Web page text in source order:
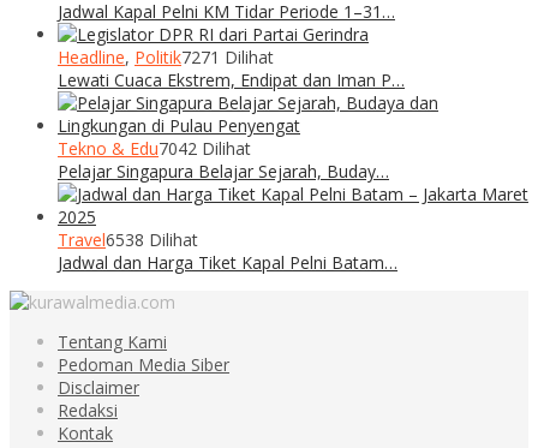
Jadwal Kapal Pelni KM Tidar Periode 1–31…
Headline, Politik7271 Dilihat
Lewati Cuaca Ekstrem, Endipat dan Iman P…
Tekno & Edu7042 Dilihat
Pelajar Singapura Belajar Sejarah, Buday…
Travel6538 Dilihat
Jadwal dan Harga Tiket Kapal Pelni Batam…
Tentang Kami
Pedoman Media Siber
Disclaimer
Redaksi
Kontak